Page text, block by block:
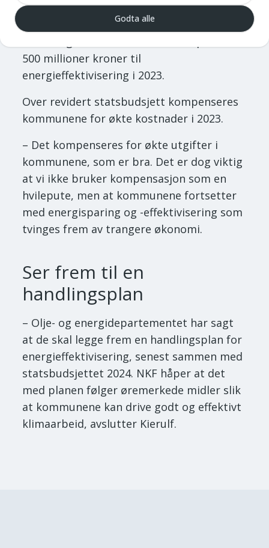
virkemidler i klimaarbeidet – både i
kommunene og i det private, forteller
500 millioner kroner til
energieffektivisering i 2023.
Over revidert statsbudsjett kompenseres
kommunene for økte kostnader i 2023.
– Det kompenseres for økte utgifter i
kommunene, som er bra. Det er dog viktig
at vi ikke bruker kompensasjon som en
hvilepute, men at kommunene fortsetter
med energisparing og -effektivisering som
tvinges frem av trangere økonomi.
Ser frem til en
handlingsplan
– Olje- og energidepartementet har sagt
at de skal legge frem en handlingsplan for
energieffektivisering, senest sammen med
statsbudsjettet 2024. NKF håper at det
med planen følger øremerkede midler slik
at kommunene kan drive godt og effektivt
klimaarbeid, avslutter Kierulf.
Godta alle